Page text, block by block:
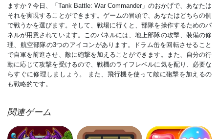
ますか？今日、「Tank Battle: War Commander」のおかげで、あなたは
それを実現することができます。ゲームの冒頭で、あなたはどちらの側
で戦うかを選びます。そして、戦場に行くと、部隊を操作するためのパ
ネルが用意されています。このパネルには、地上部隊の攻撃、装備の修
理、航空部隊の3つのアイコンがあります。ドラム缶を回転させること
で自軍を前進させ、敵に砲撃を加えることができます。また、自分の行
動に応じて攻撃を受けるので、戦機のライフレベルに気を配り、必要な
らすぐに修理しましょう。 また、飛行機を使って敵に砲撃を加えるの
も戦略的です。
関連ゲーム